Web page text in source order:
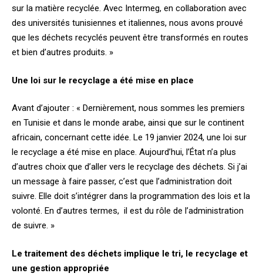
sur la matière recyclée. Avec Intermeg, en collaboration avec
des universités tunisiennes et italiennes, nous avons prouvé
que les déchets recyclés peuvent être transformés en routes
et bien d’autres produits. »
Une loi sur le recyclage a été mise en place
Avant d’ajouter : « Dernièrement, nous sommes les premiers
en Tunisie et dans le monde arabe, ainsi que sur le continent
africain, concernant cette idée. Le 19 janvier 2024, une loi sur
le recyclage a été mise en place. Aujourd’hui, l’État n’a plus
d’autres choix que d’aller vers le recyclage des déchets. Si j’ai
un message à faire passer, c’est que l’administration doit
suivre. Elle doit s’intégrer dans la programmation des lois et la
volonté. En d’autres termes, il est du rôle de l’administration
de suivre. »
Le traitement des déchets implique le tri, le recyclage et
une gestion appropriée